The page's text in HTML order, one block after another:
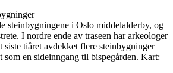
steinbygningene i Oslo middelalderby, og
I nordre ende av traseen har arkeologer
tiåret avdekket flere steinbygninger
som en sideinngang til bispegården. Kart: